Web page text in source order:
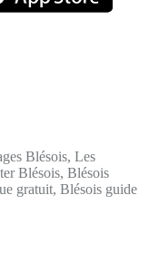
Blésois, Les
Blésois, Blésois
gratuit, Blésois guide